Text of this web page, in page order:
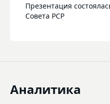
Презентация
Совета РСР
Аналитика